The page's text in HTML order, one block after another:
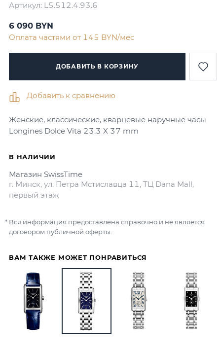
Артикул: L5.512.4.93.6
Женские, классические, кварцевые наручные часы
Longines Dolce Vita 23.3 X 37 mm
6 090 BYN
Оплата частями от 145 BYN/мес
ДОБАВИТЬ В КОРЗИНУ
Добавить к сравнению
ВАМ ТАКЖЕ МОЖЕТ ПОНРАВИТЬСЯ
В НАЛИЧИИ
Магазин SwissTime
г. Минск, ул. Петра Мстиславца 11, ТЦ Dana Mall,
первый этаж
Вся информация предоставлена справочно и не является
договором публичной оферты.